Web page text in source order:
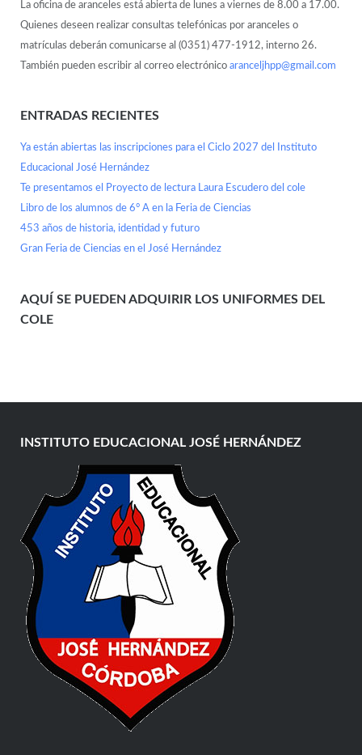
La oficina de aranceles está abierta de lunes a viernes de 8.00 a 17.00.
Quienes deseen realizar consultas telefónicas por aranceles o
matrículas deberán comunicarse al (0351) 477-1912, interno 26.
También pueden escribir al correo electrónico aranceljhpp@gmail.com
ENTRADAS RECIENTES
Ya están abiertas las inscripciones para el Ciclo 2027 del Instituto
Educacional José Hernández
Te presentamos el Proyecto de lectura Laura Escudero del cole
Libro de los alumnos de 6° A en la Feria de Ciencias
453 años de historia, identidad y futuro
Gran Feria de Ciencias en el José Hernández
AQUÍ SE PUEDEN ADQUIRIR LOS UNIFORMES DEL
COLE
INSTITUTO EDUCACIONAL JOSÉ HERNÁNDEZ